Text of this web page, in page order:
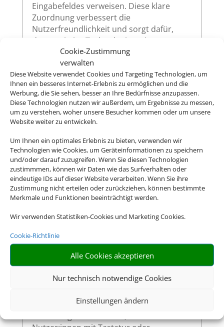
Cookie-Zustimmung
verwalten
Diese Website verwendet Cookies und Targeting Technologien, um
Ihnen ein besseres Internet-Erlebnis zu ermöglichen und die
Werbung, die Sie sehen, besser an Ihre Bedürfnisse anzupassen.
Diese Technologien nutzen wir außerdem, um Ergebnisse zu messen,
um zu verstehen, woher unsere Besucher kommen oder um unsere
Website weiter zu entwickeln.
Um Ihnen ein optimales Erlebnis zu bieten, verwenden wir
Technologien wie Cookies, um Geräteinformationen zu speichern
und/oder darauf zuzugreifen. Wenn Sie diesen Technologien
zustimmmen, können wir Daten wie das Surfverhalten oder
eindeutige IDs auf dieser Website verarbeiten. Wenn Sie ihre
Zustimmung nicht erteilen oder zurückziehen, können bestimmte
Merkmale und Funktionen beeinträchtigt werden.
Wir verwenden Statistiken-Cookies und Marketing Cookies.
Cookie-Richtlinie
Alle Cookies akzeptieren
Nur technisch notwendige Cookies
Einstellungen ändern
Eingabefeldes verweisen. Diese klare
Zuordnung verbessert die
Nutzerfreundlichkeit und sorgt dafür,
dass assistive Technologien wie
Screenreader die Beschriftungen korrekt
vorlesen.
Sichtbarer Fokus
Alle interaktiven Elemente auf unserer
Website – wie Links, Buttons oder
Formularfelder – zeigen klar sichtbar an,
wenn sie per Tastatur ausgewählt werden.
So ermöglichen wir eine vollständige
Bedienung auch ohne Maus.
Tastaturnutzung
Die Fokusreihenfolge auf unserer Website
ist logisch und entspricht dem visuellen
Aufbau der Seite. Beim Navigieren mit der
Elemente in einer nachvollziehbaren